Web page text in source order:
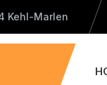
Kehl-Marlen